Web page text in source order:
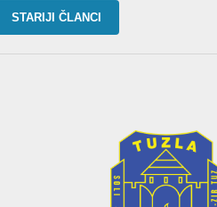
STARIJI ČLANCI